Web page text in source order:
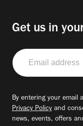
Get us in
Email
address
By entering your email
Privacy Policy and
news, events, offers